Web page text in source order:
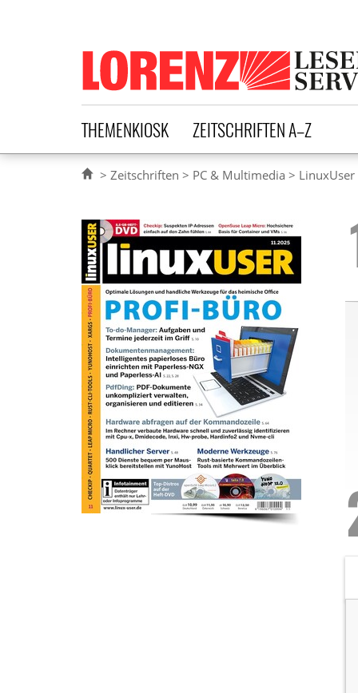
Lorenz Leserservice
THEMENKIOSK ZEITSCHRIFTEN A–Z
Zeitschriften PC & Multimedia LinuxUser